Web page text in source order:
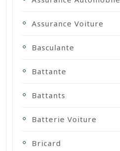
Assurance Voiture
Basculante
Battante
Battants
Batterie Voiture
Bricard